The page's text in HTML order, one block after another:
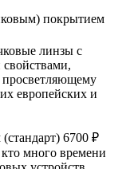
покрытием
линзы с
европейских и
6700 ₽
много времени